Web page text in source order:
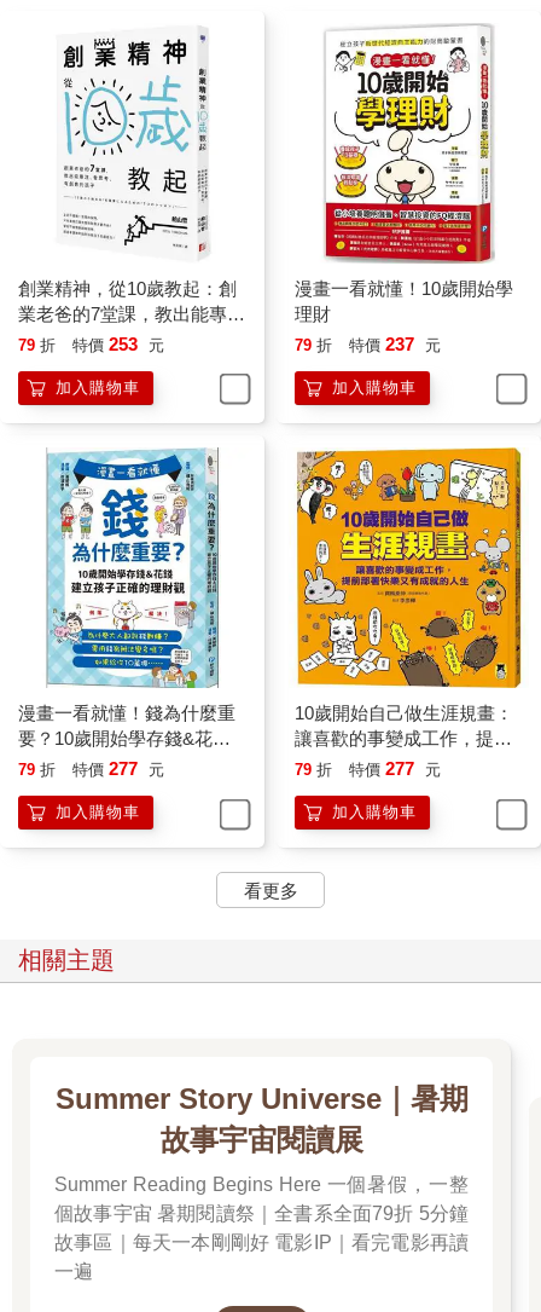
創業精神，從10歲教起：創
業老爸的7堂課，教出能專
注、會思考、有創意的孩子
79 折 特價 253 元
加入購物車
漫畫一看就懂！10歲開始學
理財
79 折 特價 237 元
加入購物車
漫畫一看就懂！錢為什麼重
要？10歲開始學存錢&花
錢，建立孩子正確的理財觀
79 折 特價 277 元
加入購物車
10歲開始自己做生涯規畫：
讓喜歡的事變成工作，提前
部署快樂又有成就的人生
79 折 特價 277 元
加入購物車
看更多
相關主題
Summer Story Universe｜暑期
故事宇宙閱讀展
Summer Reading Begins Here 一個暑假，一整
個故事宇宙 暑期閱讀祭｜全書系全面79折 5分鐘
故事區｜每天一本剛剛好 電影IP｜看完電影再讀
一遍